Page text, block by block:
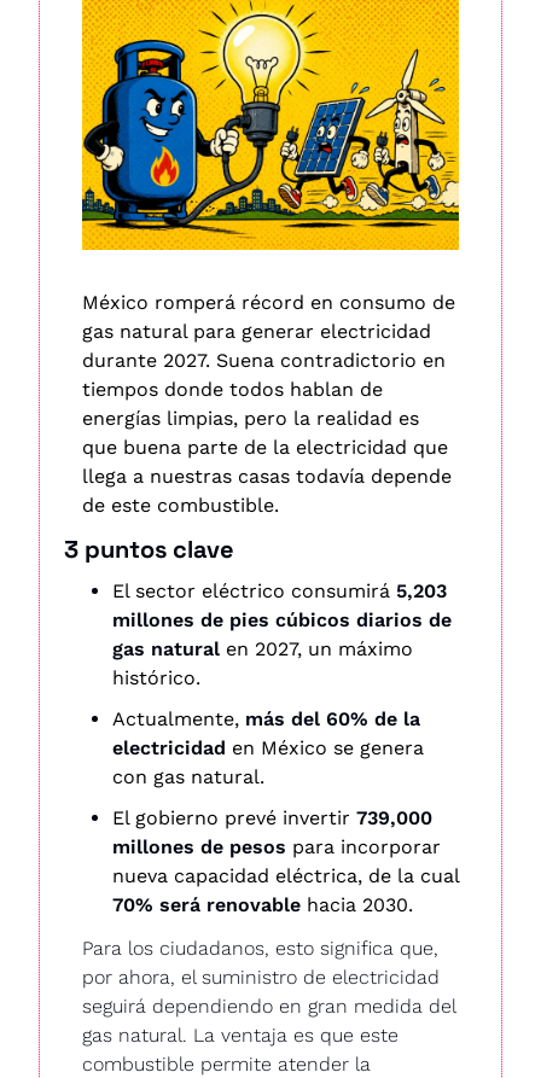
México romperá récord en consumo de
gas natural para generar electricidad
durante 2027. Suena contradictorio en
tiempos donde todos hablan de
energías limpias, pero la realidad es
que buena parte de la electricidad que
llega a nuestras casas todavía depende
de este combustible.
3 puntos clave
El sector eléctrico consumirá 5,203
millones de pies cúbicos diarios de
gas natural en 2027, un máximo
histórico.
Actualmente, más del 60% de la
electricidad en México se genera
con gas natural.
El gobierno prevé invertir 739,000
millones de pesos para incorporar
nueva capacidad eléctrica, de la cual
70% será renovable hacia 2030.
Para los ciudadanos, esto significa que,
por ahora, el suministro de electricidad
seguirá dependiendo en gran medida del
gas natural. La ventaja es que este
combustible permite atender la